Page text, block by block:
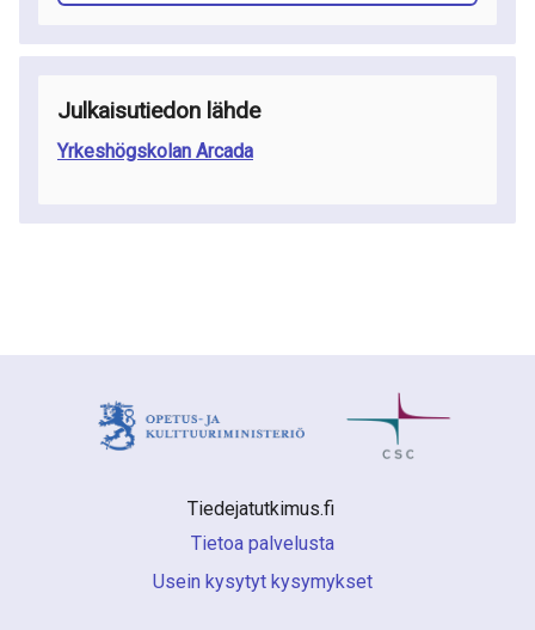
Julkaisutiedon lähde
Yrkeshögskolan Arcada
Tiedejatutkimus.fi
Tietoa palvelusta
Usein kysytyt kysymykset